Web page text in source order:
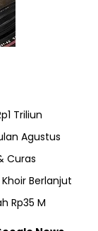
Triliun
Agustus
Curas
Berlanjut
Rp35 M